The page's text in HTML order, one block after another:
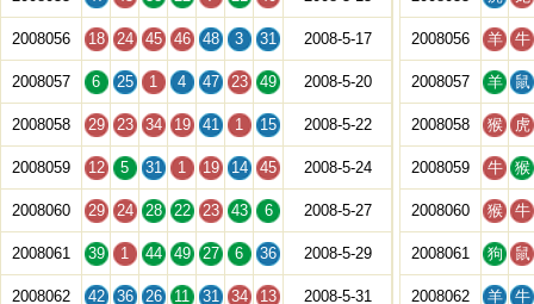
2008056 18 24 45 46 48 3 31 2008-5-17
2008057 6 25 1 4 47 23 49 2008-5-20
2008058 29 23 34 19 41 1 15 2008-5-22
2008059 12 5 31 1 19 14 45 2008-5-24
2008060 29 24 28 22 23 43 6 2008-5-27
2008061 39 1 44 49 27 6 36 2008-5-29
2008062 42 36 26 11 31 34 13 2008-5-31
2008056 羊 牛
2008057 羊 鼠
2008058 猴 虎
2008059 牛 猴
2008060 猴 牛
2008061 狗 鼠
2008062 羊 牛